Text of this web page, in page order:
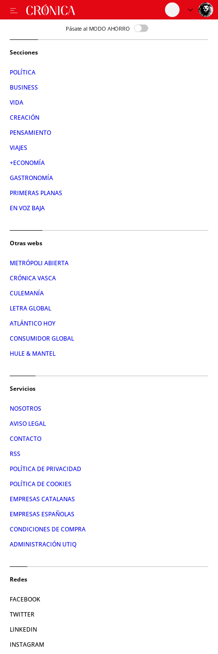
Pásate al MODO AHORRO
Secciones
POLÍTICA
BUSINESS
VIDA
CREACIÓN
PENSAMIENTO
VIAJES
+ECONOMÍA
GASTRONOMÍA
PRIMERAS PLANAS
EN VOZ BAJA
Otras webs
METRÓPOLI ABIERTA
CRÓNICA VASCA
CULEMANÍA
LETRA GLOBAL
ATLÁNTICO HOY
CONSUMIDOR GLOBAL
HULE & MANTEL
Servicios
NOSOTROS
AVISO LEGAL
CONTACTO
RSS
POLÍTICA DE PRIVACIDAD
POLÍTICA DE COOKIES
EMPRESAS CATALANAS
EMPRESAS ESPAÑOLAS
CONDICIONES DE COMPRA
ADMINISTRACIÓN UTIQ
Redes
FACEBOOK
TWITTER
LINKEDIN
INSTAGRAM